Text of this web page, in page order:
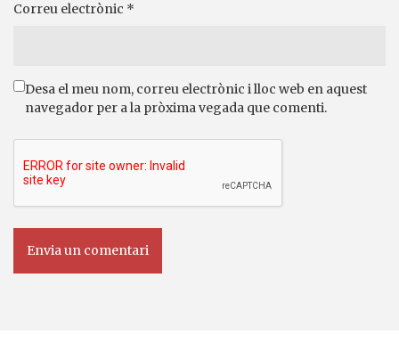
Correu electrònic *
Desa el meu nom, correu electrònic i lloc web en aquest
navegador per a la pròxima vegada que comenti.